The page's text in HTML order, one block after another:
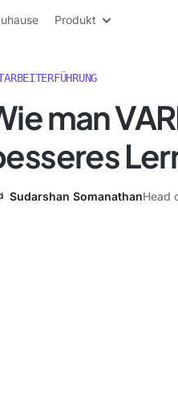
Blog Produkt
man
Sudarshan SomanathanHead